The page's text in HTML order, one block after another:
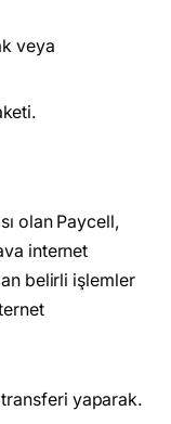
veya
olan Paycell,
internet
belirli işlemler
yaparak.